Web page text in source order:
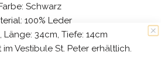
Schwarz
100% Leder
Länge: 34cm, Tiefe: 14cm
Vestibule St. Peter erhältlich.